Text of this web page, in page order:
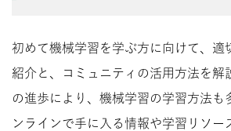
初めて機械学習を学ぶ方に向けて、適
紹介と、コミュニティの活用方法を解
の進歩により、機械学習の学習方法も
ンラインで手に入る情報や学習リソー